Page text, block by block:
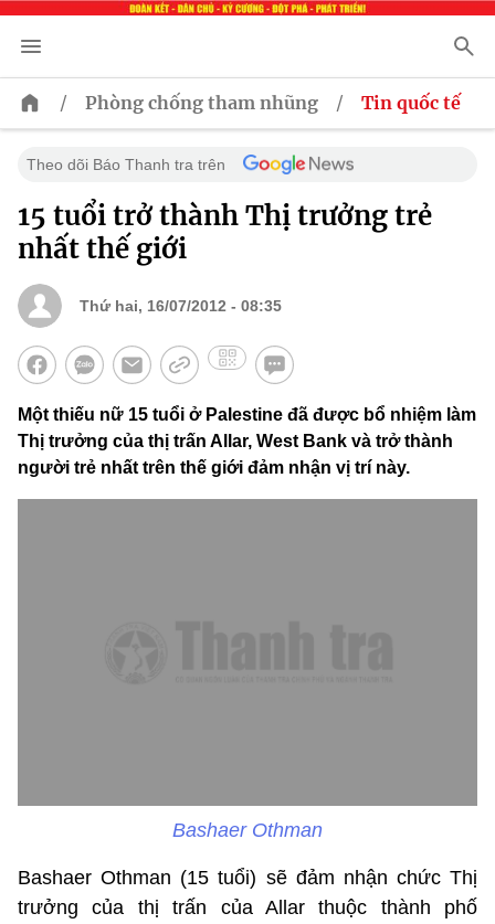
/ Phòng chống tham nhũng / Tin quốc tế
Theo dõi Báo Thanh tra trên
15 tuổi trở thành Thị trưởng trẻ
nhất thế giới
Thứ hai, 16/07/2012 - 08:35
Một thiếu nữ 15 tuổi ở Palestine đã được bổ nhiệm làm
Thị trưởng của thị trấn Allar, West Bank và trở thành
người trẻ nhất trên thế giới đảm nhận vị trí này.
Bashaer Othman
Bashaer Othman (15 tuổi) sẽ đảm nhận chức Thị
trưởng
của thị trấn của Allar thuộc
thành phố